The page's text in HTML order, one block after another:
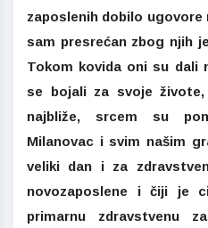
zaposlenih dobilo ugovore
sam presrećan zbog njih
Tokom kovida oni su dali
se bojali za svoje
najbliže, srcem su
Milanovac i svim našim
veliki dan i za
novozaposlene i čiji je
primarnu zdravstvenu